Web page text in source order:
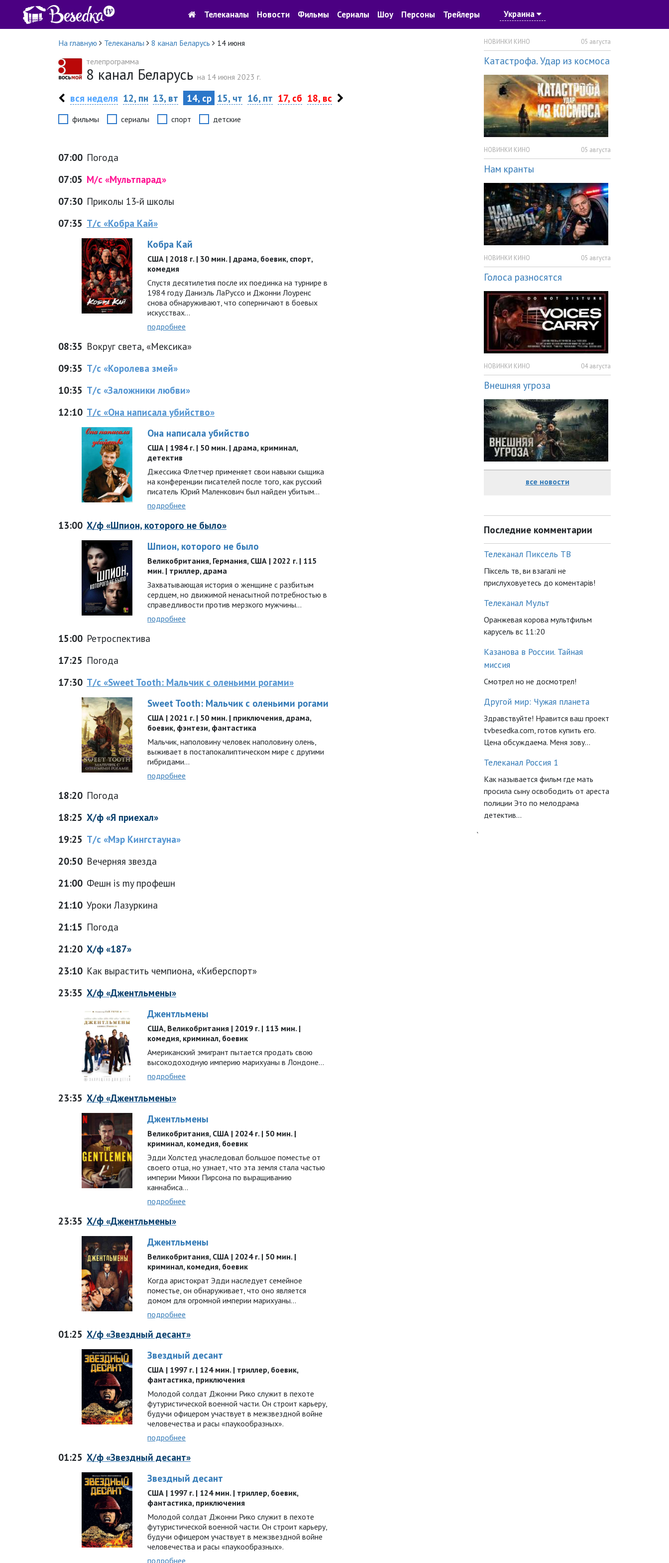
Телеканалы Новости Фильмы Сериалы Шоу Персоны Трейлеры Украина
На главную Телеканалы 8 канал Беларусь
14 июня
телепрограмма
8 канал Беларусь на 14 июня 2023 г.
вся неделя 12, пн 13, вт 14, ср 15, чт 16, пт 17, сб 18, вс
фильмы сериалы спорт детские
07:00 Погода
07:05 М/с «Мультпарад»
07:30 Приколы 13-й школы
07:35 Т/с «Кобра Кай»
Кобра Кай
США | 2018 г. | 30 мин. | драма, боевик, спорт,
комедия
Спустя десятилетия после их поединка на турнире в
1984 году Даниэль ЛаРуссо и Джонни Лоуренс
снова обнаруживают, что соперничают в боевых
искусствах…
подробнее
08:35 Вокруг света, «Мексика»
09:35 Т/с «Королева змей»
10:35 Т/с «Заложники любви»
12:10 Т/с «Она написала убийство»
Она написала убийство
США | 1984 г. | 50 мин. | драма, криминал,
детектив
Джессика Флетчер применяет свои навыки сыщика
на конференции писателей после того, как русский
писатель Юрий Маленкович был найден убитым…
подробнее
13:00 Х/ф «Шпион, которого не было»
Шпион, которого не было
Великобритания, Германия, США | 2022 г. | 115
мин. | триллер, драма
Захватывающая история о женщине с разбитым
сердцем, но движимой ненасытной потребностью в
справедливости против мерзкого мужчины…
подробнее
15:00 Ретроспектива
17:25 Погода
17:30 Т/с «Sweet Tooth: Мальчик с оленьими рогами»
Sweet Tooth: Мальчик с оленьими рогами
США | 2021 г. | 50 мин. | приключения, драма,
боевик, фэнтези, фантастика
Мальчик, наполовину человек наполовину олень,
выживает в постапокалиптическом мире с другими
гибридами…
подробнее
18:20 Погода
18:25 Х/ф «Я приехал»
19:25 Т/с «Мэр Кингстауна»
20:50 Вечерняя звезда
21:00 Фешн is my профешн
21:10 Уроки Лазуркина
21:15 Погода
21:20 Х/ф «187»
23:10 Как вырастить чемпиона, «Киберспорт»
23:35 Х/ф «Джентльмены»
Джентльмены
США, Великобритания | 2019 г. | 113 мин. |
комедия, криминал, боевик
Американский эмигрант пытается продать свою
высокодоходную империю марихуаны в Лондоне…
подробнее
23:35 Х/ф «Джентльмены»
Джентльмены
Великобритания, США | 2024 г. | 50 мин. |
криминал, комедия, боевик
Эдди Холстед унаследовал большое поместье от
своего отца, но узнает, что эта земля стала частью
империи Микки Пирсона по выращиванию
каннабиса…
подробнее
23:35 Х/ф «Джентльмены»
Джентльмены
Великобритания, США | 2024 г. | 50 мин. |
криминал, комедия, боевик
Когда аристократ Эдди наследует семейное
поместье, он обнаруживает, что оно является
домом для огромной империи марихуаны…
подробнее
01:25 Х/ф «Звездный десант»
Звездный десант
США | 1997 г. | 124 мин. | триллер, боевик,
фантастика, приключения
Молодой солдат Джонни Рико служит в пехоте
футуристической военной части. Он строит карьеру,
будучи офицером участвует в межзвездной войне
человечества и расы «паукообразных».
подробнее
01:25 Х/ф «Звездный десант»
Звездный десант
США | 1997 г. | 124 мин. | триллер, боевик,
фантастика, приключения
Молодой солдат Джонни Рико служит в пехоте
футуристической военной части. Он строит карьеру,
будучи офицером участвует в межзвездной войне
человечества и расы «паукообразных».
подробнее
НОВИНКИ КИНО 05 августа
Катастрофа. Удар из космоса
НОВИНКИ КИНО 05 августа
Нам кранты
НОВИНКИ КИНО 05 августа
Голоса разносятся
НОВИНКИ КИНО 04 августа
Внешняя угроза
все новости
Последние комментарии
Телеканал Пиксель ТВ
Піксель тв, ви взагалі не
прислуховуетесь до коментарів!
Телеканал Мульт
Оранжевая корова мультфильм
карусель вс 11:20
Казанова в России. Тайная
миссия
Смотрел но не досмотрел!
Другой мир: Чужая планета
Здравствуйте! Нравится ваш проект
tvbesedka.com, готов купить его.
Цена обсуждаема. Меня зову...
Телеканал Россия 1
Как называется фильм где мать
просила сыну освободить от ареста
полиции Это по мелодрама
детектив...
`